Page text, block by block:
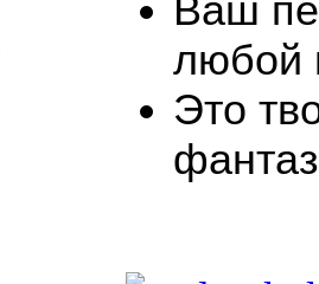
Ваш
любой
Это